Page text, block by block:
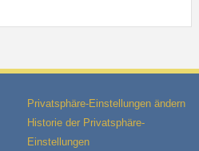
Privatsphäre-Einstellungen ändern
Historie der Privatsphäre-
Einstellungen